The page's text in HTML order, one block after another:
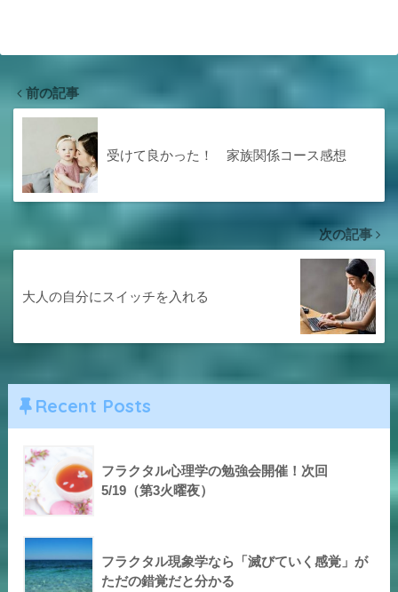
前の記事
受けて良かった！ 家族関係コース感想
次の記事
大人の自分にスイッチを入れる
Recent Posts
フラクタル心理学の勉強会開催！次回
5/19（第3火曜夜）
フラクタル現象学なら「滅びていく感覚」が
ただの錯覚だと分かる